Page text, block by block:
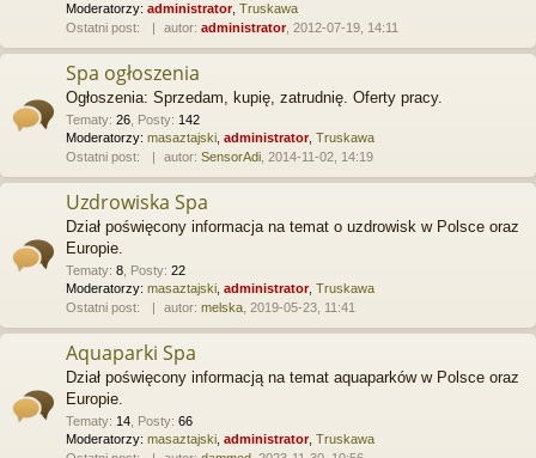
Moderatorzy: administrator, Truskawa
Ostatni post:
autor: administrator, 2012-07-19, 14:11
Spa ogłoszenia
Ogłoszenia: Sprzedam, kupię, zatrudnię. Oferty pracy.
Tematy: 26 Posty: 142
Moderatorzy: masaztajski administrator, Truskawa
Ostatni post:
autor: SensorAdi , 2014-11-02, 14:19
Uzdrowiska Spa
Dział poświęcony informacja na temat o uzdrowisk w Polsce oraz
Europie.
Tematy: 8 Posty: 22
Moderatorzy: masaztajski administrator, Truskawa
Ostatni post:
autor: melska , 2019-05-23, 11:41
Aquaparki Spa
Dział poświęcony informacją na temat aquaparków w Polsce oraz
Europie.
Tematy: 14 Posty: 66
Moderatorzy: masaztajski administrator, Truskawa